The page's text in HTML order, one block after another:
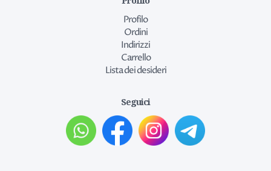
Profilo
Ordini
Indirizzi
Carrello
Lista dei desideri
Seguici